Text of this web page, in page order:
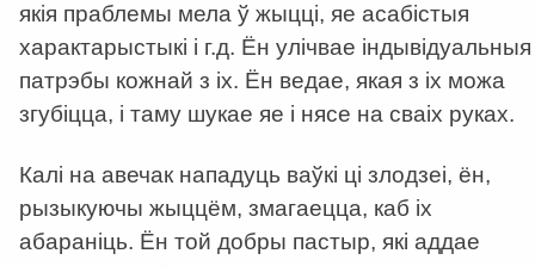
якія праблемы мела ў жыцці, яе асабістыя
характарыстыкі і г.д. Ён улічвае індывідуальныя
патрэбы кожнай з іх. Ён ведае, якая з іх можа
згубіцца, і таму шукае яе і нясе на сваіх руках.
Калі на авечак нападуць ваўкі ці злодзеі, ён,
рызыкуючы жыццём, змагаецца, каб іх
абараніць. Ён той добры пастыр, які аддае